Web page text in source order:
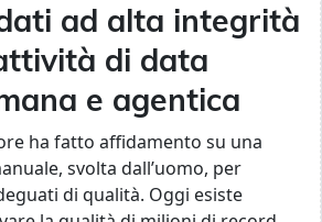
ad alta integrità
di data
e agentica
ha fatto affidamento su una
svolta dall’uomo, per
di qualità. Oggi esiste